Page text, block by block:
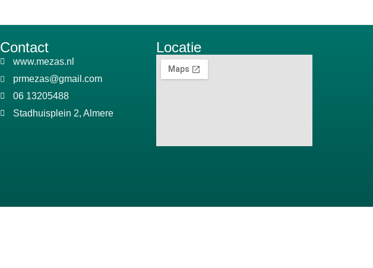
Contact
www.mezas.nl
prmezas@gmail.com
06 13205488
Stadhuisplein 2, Almere
Locatie